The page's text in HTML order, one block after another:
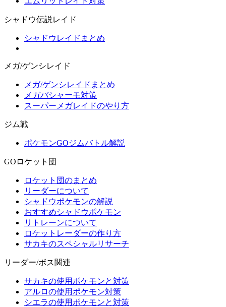
シャドウ伝説レイド
シャドウレイドまとめ
メガ/ゲンシレイド
メガ/ゲンシレイドまとめ
メガバシャーモ対策
スーパーメガレイドのやり方
ジム戦
ポケモンGOジムバトル解説
GOロケット団
ロケット団のまとめ
リーダーについて
シャドウポケモンの解説
おすすめシャドウポケモン
リトレーンについて
ロケットレーダーの作り方
サカキのスペシャルリサーチ
リーダー/ボス関連
サカキの使用ポケモンと対策
アルロの使用ポケモン対策
シエラの使用ポケモンと対策